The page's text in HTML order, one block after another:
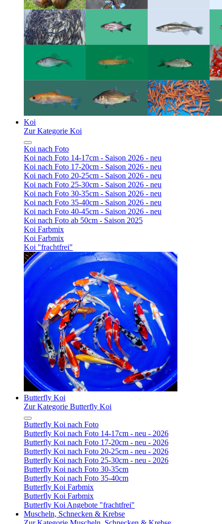
Koi
Zur Kategorie Koi
Koi nach Foto
Koi nach Foto 14-17cm - Saison 2026 - neu
Koi nach Foto 17-20cm - Saison 2026 - neu
Koi nach Foto 20-25cm - Saison 2026 - neu
Koi nach Foto 25-30cm - Saison 2026 - neu
Koi nach Foto 30-35cm - Saison 2026 - neu
Koi nach Foto 35-40cm - Saison 2026 - neu
Koi nach Foto 40-45cm - Saison 2026 - neu
Koi nach Foto ab 50cm - Saison 2025
Koi Farbmix
Koi Farbmix
Koi "frachtfrei"
Butterfly Koi
Zur Kategorie Butterfly Koi
Butterfly Koi nach Foto
Butterfly Koi nach Foto 14-17cm - neu - 2026
Butterfly Koi nach Foto 17-20cm - neu - 2026
Butterfly Koi nach Foto 20-25cm - neu - 2026
Butterfly Koi nach Foto 25-30cm - neu - 2026
Butterfly Koi nach Foto 30-35cm
Butterfly Koi nach Foto 35-40cm
Butterfly Koi Farbmix
Butterfly Koi Farbmix
Butterfly Koi Angebote "frachtfrei"
Muscheln, Schnecken & Krebse